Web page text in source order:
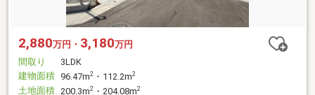
2,880万円・ 3,180万円
間取り
3LDK
建物面積 96.47m2 ・112.2m2
土地面積 200.3m2 ・204.08m2